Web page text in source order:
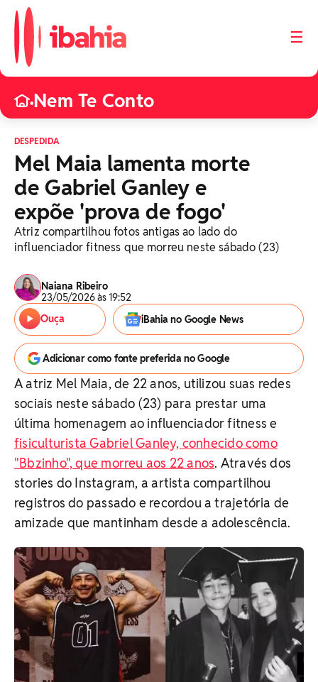
☰
•Nem Te Conto
DESPEDIDA
Mel Maia lamenta morte
de Gabriel Ganley e
expõe 'prova de fogo'
Atriz compartilhou fotos antigas ao lado do
influenciador fitness que morreu neste sábado (23)
Naiana Ribeiro
23/05/2026 às 19:52
Ouça
iBahia no Google News
Adicionar como fonte preferida no Google
A atriz Mel Maia, de 22 anos, utilizou suas redes
sociais neste sábado (23) para prestar uma
última homenagem ao influenciador fitness e
fisiculturista Gabriel Ganley, conhecido como
"Bbzinho", que morreu aos 22 anos. Através dos
stories do Instagram, a artista compartilhou
registros do passado e recordou a trajetória de
amizade que mantinham desde a adolescência.